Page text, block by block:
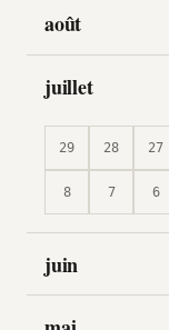
août
juillet
29 28 27
8 7 6
juin